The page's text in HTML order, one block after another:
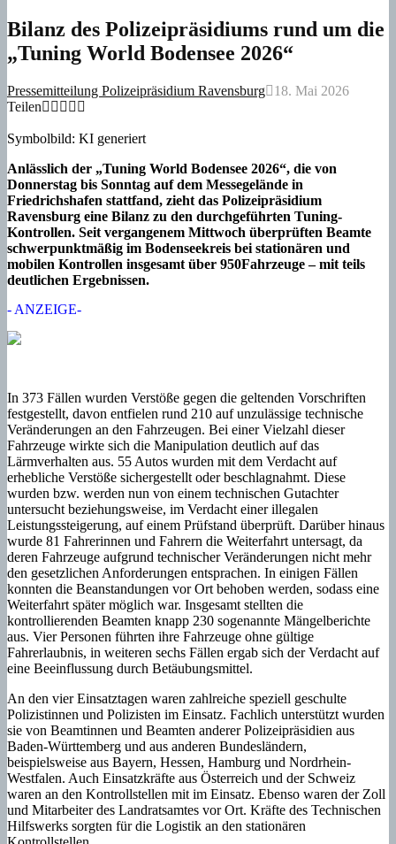
Bilanz des Polizeipräsidiums rund um die
„Tuning World Bodensee 2026“
Pressemitteilung Polizeipräsidium Ravensburg
18. Mai 2026
Teilen
Symbolbild: KI generiert
Anlässlich der „Tuning World Bodensee 2026“, die von
Donnerstag bis Sonntag auf dem Messegelände in
Friedrichshafen stattfand, zieht das Polizeipräsidium
Ravensburg eine Bilanz zu den durchgeführten Tuning-
Kontrollen. Seit vergangenem Mittwoch überprüften Beamte
schwerpunktmäßig im Bodenseekreis bei stationären und
mobilen Kontrollen insgesamt über 950Fahrzeuge – mit teils
deutlichen Ergebnissen.
- ANZEIGE-
In 373 Fällen wurden Verstöße gegen die geltenden Vorschriften
festgestellt, davon entfielen rund 210 auf unzulässige technische
Veränderungen an den Fahrzeugen. Bei einer Vielzahl dieser
Fahrzeuge wirkte sich die Manipulation deutlich auf das
Lärmverhalten aus. 55 Autos wurden mit dem Verdacht auf
erhebliche Verstöße sichergestellt oder beschlagnahmt. Diese
wurden bzw. werden nun von einem technischen Gutachter
untersucht beziehungsweise, im Verdacht einer illegalen
Leistungssteigerung, auf einem Prüfstand überprüft. Darüber hinaus
wurde 81 Fahrerinnen und Fahrern die Weiterfahrt untersagt, da
deren Fahrzeuge aufgrund technischer Veränderungen nicht mehr
den gesetzlichen Anforderungen entsprachen. In einigen Fällen
konnten die Beanstandungen vor Ort behoben werden, sodass eine
Weiterfahrt später möglich war. Insgesamt stellten die
kontrollierenden Beamten knapp 230 sogenannte Mängelberichte
aus. Vier Personen führten ihre Fahrzeuge ohne gültige
Fahrerlaubnis, in weiteren sechs Fällen ergab sich der Verdacht auf
eine Beeinflussung durch Betäubungsmittel.
An den vier Einsatztagen waren zahlreiche speziell geschulte
Polizistinnen und Polizisten im Einsatz. Fachlich unterstützt wurden
sie von Beamtinnen und Beamten anderer Polizeipräsidien aus
Baden-Württemberg und aus anderen Bundesländern,
beispielsweise aus Bayern, Hessen, Hamburg und Nordrhein-
Westfalen. Auch Einsatzkräfte aus Österreich und der Schweiz
waren an den Kontrollstellen mit im Einsatz. Ebenso waren der Zoll
und Mitarbeiter des Landratsamtes vor Ort. Kräfte des Technischen
Hilfswerks sorgten für die Logistik an den stationären